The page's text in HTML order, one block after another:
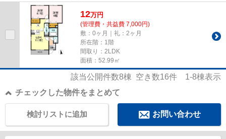
12万円
(管理費・共益費 7,000円)
敷：0ヶ月｜礼：2ヶ月
所在階：1階
間取り：2LDK
面積：52.99㎡
該当公開件数8棟 空き数16件 1-8棟表示
チェックした物件をまとめて
お問い合わせ
検討リストに追加